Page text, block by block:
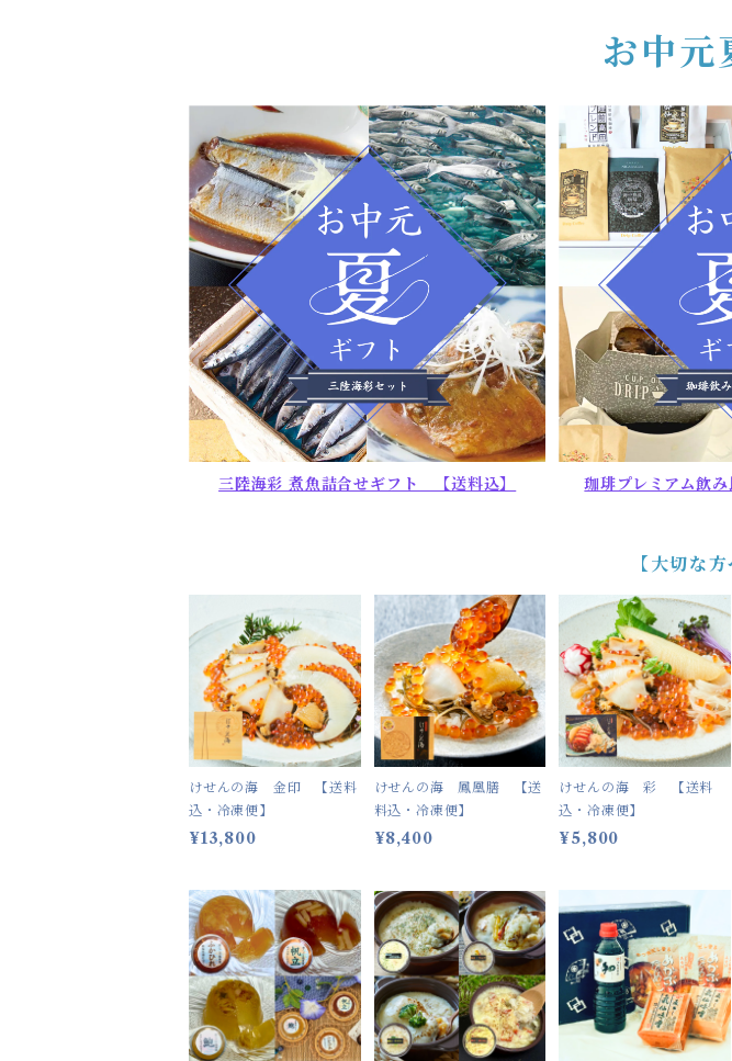
お中元
三陸海彩 煮魚詰合せギフト 【送料込】 珈琲プレミアム飲み
【大切な
けせんの海 金印 【送料
込・冷凍便】
¥13,800
けせんの海 鳳凰膳 【送
料込・冷凍便】
¥8,400
けせんの海 彩 【送料
込・冷凍便】
¥5,800